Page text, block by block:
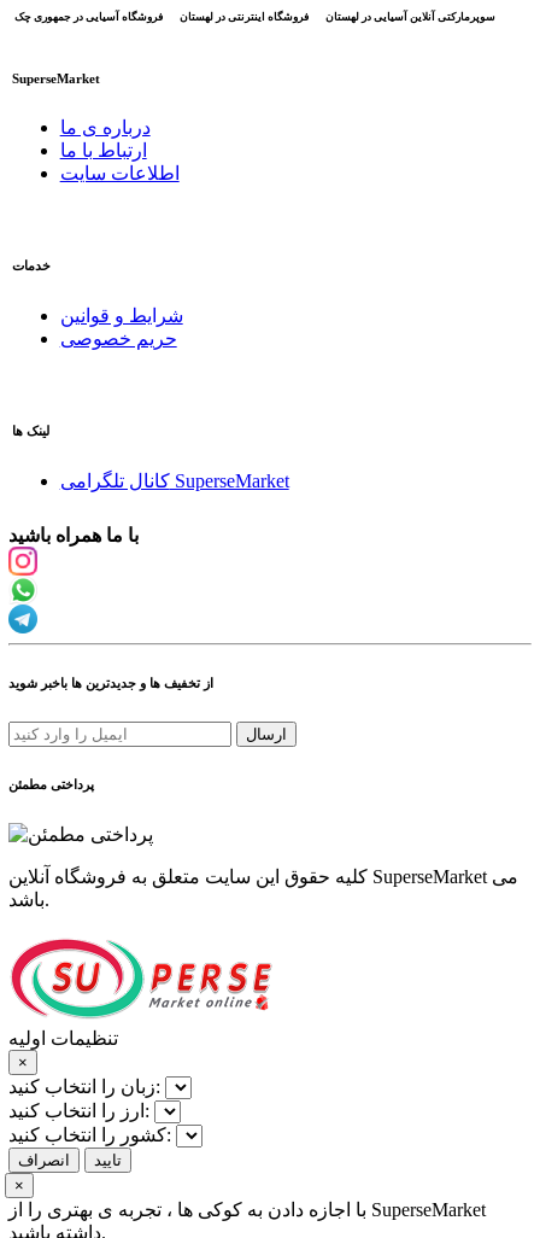
فروشگاه آسیایی در جمهوری چک فروشگاه اینترنتی در لهستان سوپرمارکتی آنلاین آسیایی در لهستان
SuperseMarket
درباره ی ما
ارتباط با ما
اطلاعات سایت
خدمات
شرایط و قوانین
حریم خصوصی
لینک ها
کانال تلگرامی SuperseMarket
با ما همراه باشید
از تخفیف ها و جدیدترین ها باخبر شوید
ارسال
پرداختی مطمئن
کلیه حقوق این سایت متعلق به فروشگاه آنلاین SuperseMarket می
باشد.
تنظیمات اولیه
×
زبان را انتخاب کنید:
ارز را انتخاب کنید:
کشور را انتخاب کنید:
انصراف
تایید
×
با اجازه دادن به کوکی ها ، تجربه ی بهتری را از SuperseMarket
داشته باشید.